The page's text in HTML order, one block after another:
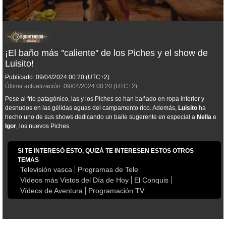
¡El baño más ''caliente'' de los Piches y el show de
Luisito!
Publicado: 09/04/2024 00:20 (UTC+2)
Última actualización: 09/04/2024 00:20 (UTC+2)
Pese al frío patagónico, las y los Piches se han bañado en ropa interior y
desnudos en las gélidas aguas del campamento rico. Además, Luisito ha
hecho uno de sus shows dedicando un baile sugerente en especial a Nella e
Igor, los nuevos Piches.
SI TE INTERESÓ ESTO, QUIZÁ TE INTERESEN ESTOS OTROS
TEMAS
Televisión vasca
Programas de Tele
Vídeos más Vistos del Día de Hoy
El Conquis
Vídeos de Aventura
Programación TV